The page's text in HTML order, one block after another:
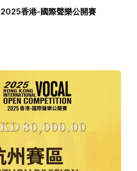
香港-國際聲樂公開賽